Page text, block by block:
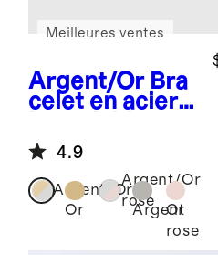
Argent/Or Bra
celet en acier
pour montre
intelligente
Meilleures ventes
4.9
Argent/Or
Or
Argent/Or
rose
Argent
Or
rose